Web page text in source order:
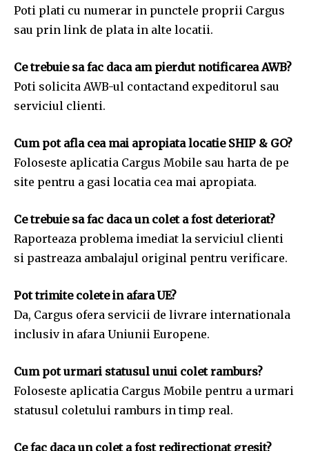
Poti plati cu numerar in punctele proprii Cargus
sau prin link de plata in alte locatii.
Ce trebuie sa fac daca am pierdut notificarea AWB?
Poti solicita AWB-ul contactand expeditorul sau
serviciul clienti.
Cum pot afla cea mai apropiata locatie SHIP & GO?
Foloseste aplicatia Cargus Mobile sau harta de pe
site pentru a gasi locatia cea mai apropiata.
Ce trebuie sa fac daca un colet a fost deteriorat?
Raporteaza problema imediat la serviciul clienti
si pastreaza ambalajul original pentru verificare.
Pot trimite colete in afara UE?
Da, Cargus ofera servicii de livrare internationala
inclusiv in afara Uniunii Europene.
Cum pot urmari statusul unui colet ramburs?
Foloseste aplicatia Cargus Mobile pentru a urmari
statusul coletului ramburs in timp real.
Ce fac daca un colet a fost redirectionat gresit?